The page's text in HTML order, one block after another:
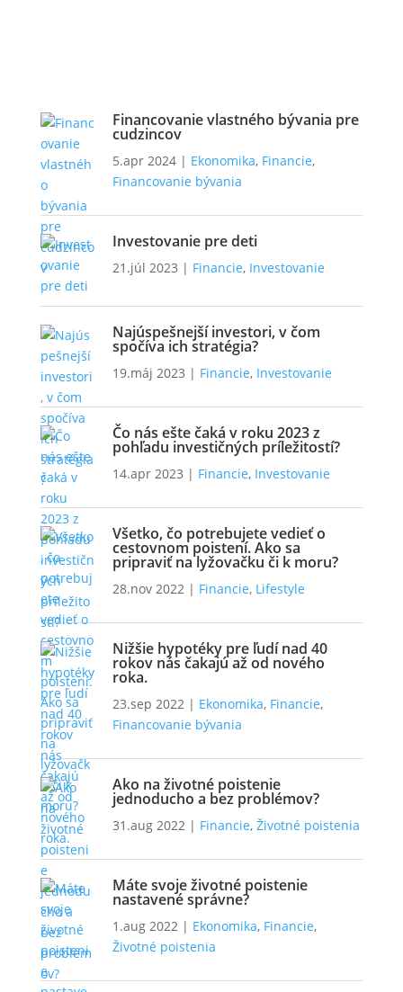
Financovanie vlastného bývania pre
cudzincov
5.apr 2024| Ekonomika, Financie,
Financovanie bývania
Investovanie pre deti
21.júl 2023 | Financie, Investovanie
Najúspešnejší investori, v čom
spočíva ich stratégia?
19.máj 2023 | Financie, Investovanie
Čo nás ešte čaká v roku 2023 z
pohľadu investičných príležitostí?
14.apr 2023 | Financie, Investovanie
Všetko, čo potrebujete vedieť o
cestovnom poistení. Ako sa
pripraviť na lyžovačku či k moru?
28.nov 2022| Financie, Lifestyle
Nižšie hypotéky pre ľudí nad 40
rokov nás čakajú až od nového
roka.
23.sep 2022| Ekonomika, Financie,
Financovanie bývania
Ako na životné poistenie
jednoducho a bez problémov?
31.aug 2022| Financie, Životné poistenia
Máte svoje životné poistenie
nastavené správne?
1.aug 2022| Ekonomika, Financie,
Životné poistenia